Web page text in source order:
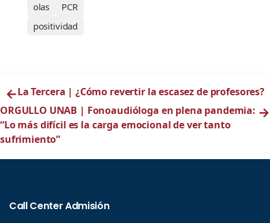
olas
PCR
positividad
←La Tercera | ¿Cómo revertir la escasez de profesores?
ORGULLO UNAB | Fonoaudióloga en plena pandemia:
“Lo más difícil es la carga emocional de ver tanto
sufrimiento”
→